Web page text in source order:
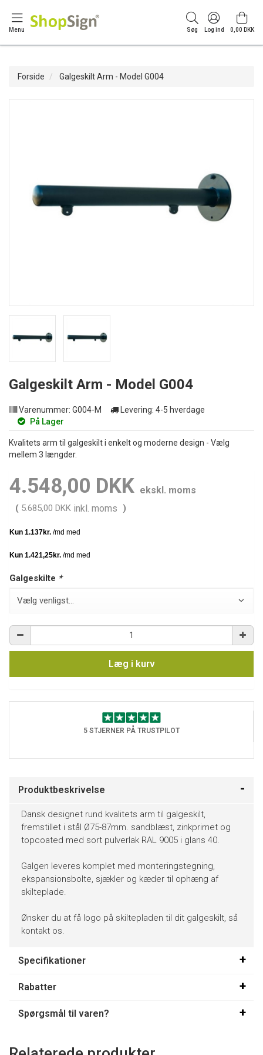
Menu Søg Log ind 0,00 DKK
Forside Galgeskilt Arm - Model G004
Galgeskilt Arm - Model G004
Varenummer: G004-M Levering: 4-5 hverdage
På Lager
Kvalitets arm til galgeskilt i enkelt og moderne design - Vælg
mellem 3 længder.
4.548,00 DKK ekskl. moms
( 5.685,00 DKK inkl. moms )
Galgeskilte *
Læg i kurv
5 STJERNER PÅ TRUSTPILOT
Produktbeskrivelse
Dansk designet rund kvalitets arm til galgeskilt,
fremstillet i stål Ø75-87mm. sandblæst, zinkprimet og
topcoated med sort pulverlak RAL 9005 i glans 40.
Galgen leveres komplet med monteringstegning,
ekspansionsbolte, sjækler og kæder til ophæng af
skilteplade.
Ønsker du at få logo på skiltepladen til dit galgeskilt, så
kontakt os.
Specifikationer
Rabatter
Spørgsmål til varen?